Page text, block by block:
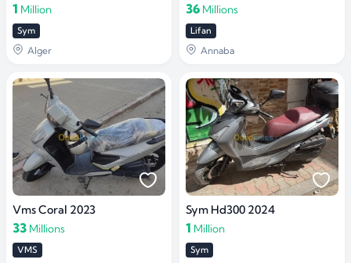
1 Million
Sym
Alger
36 Millions
Lifan
Annaba
Vms Coral 2023
33 Millions
VMS
Sym Hd300 2024
1 Million
Sym